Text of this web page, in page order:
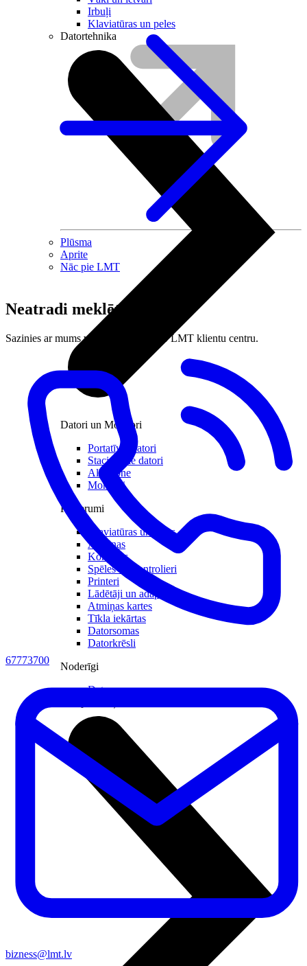
Plūsma
Aprite
Nāc pie LMT
Irbuļi
Klaviatūras un peles
Datortehnika
Datori un Monitori
Portatīvie datori
Stacionārie datori
All in one
Monitori
Piederumi
Klaviatūras un peles
Austiņas
Konsoles
Spēles un kontrolieri
Printeri
Lādētāji un adapteri
Atmiņas kartes
Tīkla iekārtas
Datorsomas
Datorkrēsli
Noderīgi
Datoru noma
Neatradi meklēto?
Sazinies ar mums vai apmeklē tuvāko LMT klientu centru.
67773700
bizness@lmt.lv